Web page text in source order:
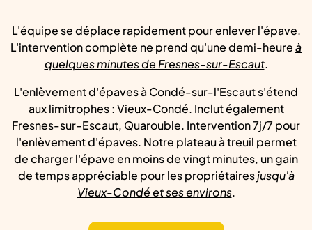
L'équipe se déplace rapidement pour enlever l'épave.
L'intervention complète ne prend qu'une demi-heureà
quelques minutes de Fresnes-sur-Escaut.
L'enlèvement d'épaves à Condé-sur-l'Escaut s'étend
aux limitrophes : Vieux-Condé. Inclut également
Fresnes-sur-Escaut, Quarouble. Intervention 7j/7 pour
l'enlèvement d'épaves. Notre plateau à treuil permet
de charger l'épave en moins de vingt minutes, un gain
de temps appréciable pour les propriétairesjusqu'à
Vieux-Condé et ses environs.